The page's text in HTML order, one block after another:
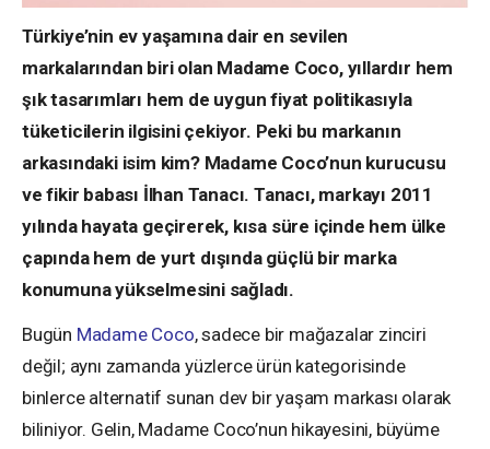
Türkiye’nin ev yaşamına dair en sevilen
markalarından biri olan Madame Coco, yıllardır hem
şık tasarımları hem de uygun fiyat politikasıyla
tüketicilerin ilgisini çekiyor. Peki bu markanın
arkasındaki isim kim? Madame Coco’nun kurucusu
ve fikir babası İlhan Tanacı. Tanacı, markayı 2011
yılında hayata geçirerek, kısa süre içinde hem ülke
çapında hem de yurt dışında güçlü bir marka
konumuna yükselmesini sağladı.
Bugün Madame Coco, sadece bir mağazalar zinciri
değil; aynı zamanda yüzlerce ürün kategorisinde
binlerce alternatif sunan dev bir yaşam markası olarak
biliniyor. Gelin, Madame Coco’nun hikayesini, büyüme